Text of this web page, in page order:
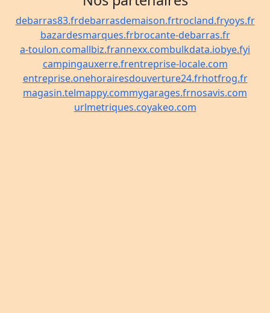
debarras83.frdebarrasdemaison.frtrocland.fryoys.fr
bazardesmarques.frbrocante-debarras.fr
a-toulon.comallbiz.frannexx.combulkdata.iobye.fyi
campingauxerre.frentreprise-locale.com
entreprise.onehorairesdouverture24.frhotfrog.fr
magasin.telmappy.commygarages.frnosavis.com
urlmetriques.coyakeo.com